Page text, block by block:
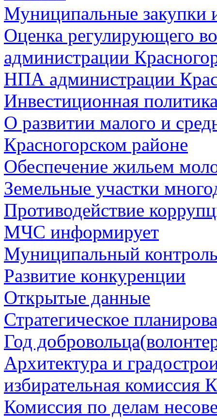
Муниципальные закупки
Оценка регулирующего
администрации
НПА администрации
Инвестиционная
О развитии малого и
Красногорском районе
Обеспечение жильем
Земельные участки
Противодействие
МЧС информирует
Муниципальный
Развитие конкуренции
Открытые данные
Стратегическое
Год
Архитектура и
избирательная комиссия
Комиссия по делам